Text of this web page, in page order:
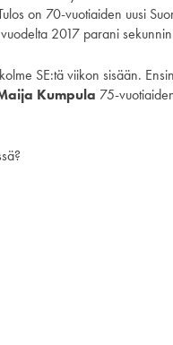
on 70-vuotiaiden uusi
2017 parani
SE:tä viikon sisään. Ensin
Kumpula 75-